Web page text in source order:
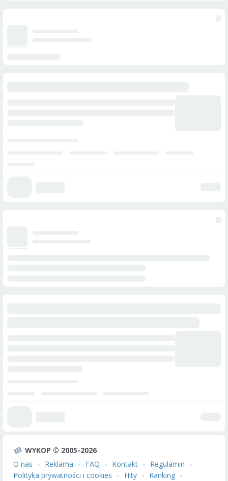
WYKOP © 2005-2026
O nas
Reklama FAQ Kontakt
Regulamin
Polityka prywatności i cookies
Hity Ranking